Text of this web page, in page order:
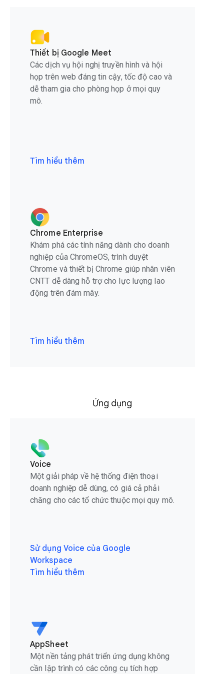
Thiết bị Google Meet
Các dịch vụ hội nghị truyền hình và hội
họp trên web đáng tin cậy, tốc độ cao và
dễ tham gia cho phòng họp ở mọi quy
mô.
Tìm hiểu thêm
Chrome Enterprise
Khám phá các tính năng dành cho doanh
nghiệp của ChromeOS, trình duyệt
Chrome và thiết bị Chrome giúp nhân viên
CNTT dễ dàng hỗ trợ cho lực lượng lao
động trên đám mây.
Tìm hiểu thêm
Ứng dụng
Voice
Một giải pháp về hệ thống điện thoại
doanh nghiệp dễ dùng, có giá cả phải
chăng cho các tổ chức thuộc mọi quy mô.
Sử dụng Voice của Google
Workspace
Tìm hiểu thêm
AppSheet
Một nền tảng phát triển ứng dụng không
cần lập trình có các công cụ tích hợp